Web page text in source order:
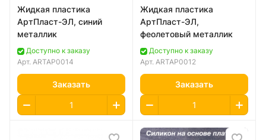
Жидкая пластика
АртПласт-ЭЛ, синий
металлик
Доступно к заказу
Арт. ARTAP0014
Заказать
Жидкая пластика
АртПласт-ЭЛ,
феолетовый металлик
Доступно к заказу
Арт. ARTAP0012
Заказать